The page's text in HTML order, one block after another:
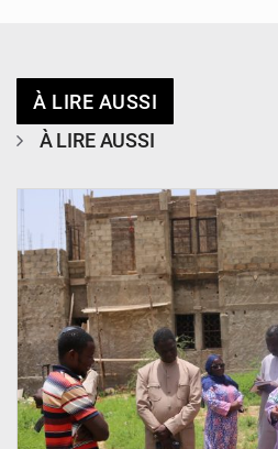
À LIRE AUSSI
À LIRE AUSSI